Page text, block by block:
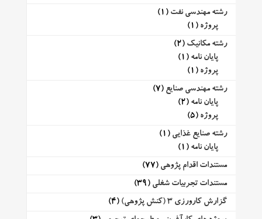
رشته مهندسی نفت (1)
پروژه (1)
رشته مکانیک (2)
پایان نامه (1)
پروژه (1)
رشته مهندسی صنایع (7)
پایان نامه (2)
پروژه (5)
رشته صنایع غذایی (1)
پایان نامه (1)
مستندات اقدام پژوهی (77)
مستندات تجربیات شغلی (39)
گزارش کارورزی 3 (کنش پژوهی)
(4)